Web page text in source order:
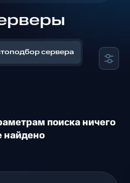
сервера
поиска ничего
найдено